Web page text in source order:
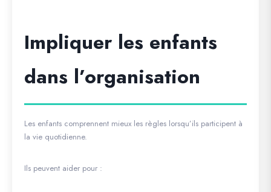
Impliquer les enfants
dans l’organisation
Les enfants comprennent mieux les règles lorsqu’ils participent à
la vie quotidienne.
Ils peuvent aider pour :